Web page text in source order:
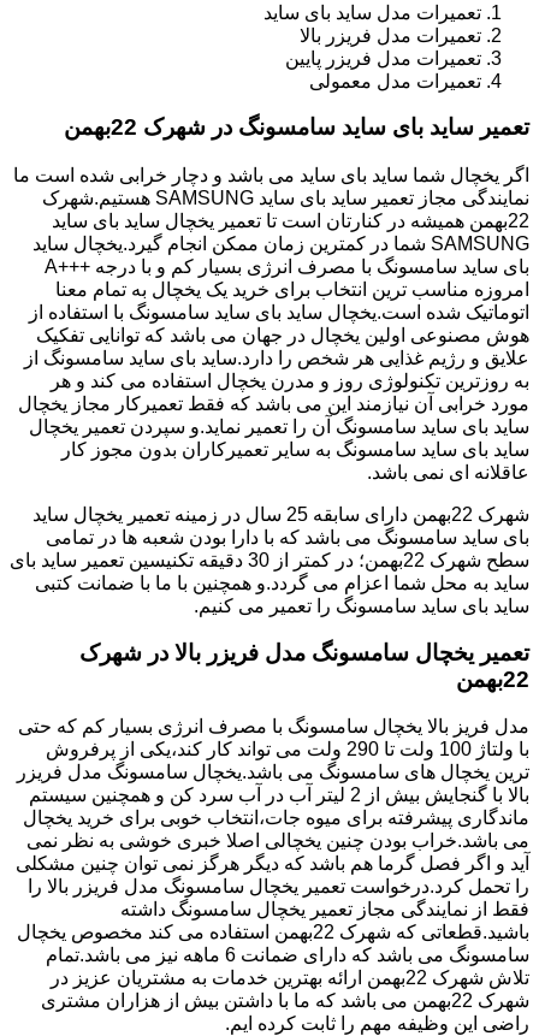
تعمیرات مدل ساید بای ساید
تعمیرات مدل فریزر بالا
تعمیرات مدل فریزر پایین
تعمیرات مدل معمولی
تعمیر ساید بای ساید سامسونگ در شهرک 22بهمن
اگر یخچال شما ساید بای ساید می باشد و دچار خرابی شده است ما
نمایندگی مجاز تعمیر ساید بای ساید SAMSUNG هستیم.شهرک
22بهمن همیشه در کنارتان است تا تعمیر یخچال ساید بای ساید
SAMSUNG شما در کمترین زمان ممکن انجام گیرد.یخچال ساید
بای ساید سامسونگ با مصرف انرژی بسیار کم و با درجه +++A
امروزه مناسب ترین انتخاب برای خرید یک یخچال به تمام معنا
اتوماتیک شده است.یخچال ساید بای ساید سامسونگ با استفاده از
هوش مصنوعی اولین یخچال در جهان می باشد که توانایی تفکیک
علایق و رژیم غذایی هر شخص را دارد.ساید بای ساید سامسونگ از
به روزترین تکنولوژی روز و مدرن یخچال استفاده می کند و هر
مورد خرابی آن نیازمند این می باشد که فقط تعمیرکار مجاز یخچال
ساید بای ساید سامسونگ آن را تعمیر نماید.و سپردن تعمیر یخچال
ساید بای ساید سامسونگ به سایر تعمیرکاران بدون مجوز کار
عاقلانه ای نمی باشد.
شهرک 22بهمن دارای سابقه 25 سال در زمینه تعمیر یخچال ساید
بای ساید سامسونگ می باشد که با دارا بودن شعبه ها در تمامی
سطح شهرک 22بهمن؛ در کمتر از 30 دقیقه تکنیسین تعمیر ساید بای
ساید به محل شما اعزام می گردد.و همچنین با ما با ضمانت کتبی
ساید بای ساید سامسونگ را تعمیر می کنیم.
تعمیر یخچال سامسونگ مدل فریزر بالا در شهرک
22بهمن
مدل فریز بالا یخچال سامسونگ با مصرف انرژی بسیار کم که حتی
با ولتاژ 100 ولت تا 290 ولت می تواند کار کند،یکی از پرفروش
ترین یخچال های سامسونگ می باشد.یخچال سامسونگ مدل فریزر
بالا با گنجایش بیش از 2 لیتر آب در آب سرد کن و همچنین سیستم
ماندگاری پیشرفته برای میوه جات،انتخاب خوبی برای خرید یخچال
می باشد.خراب بودن چنین یخچالی اصلا خبری خوشی به نظر نمی
آید و اگر فصل گرما هم باشد که دیگر هرگز نمی توان چنین مشکلی
را تحمل کرد.درخواست تعمیر یخچال سامسونگ مدل فریزر بالا را
فقط از نمایندگی مجاز تعمیر یخچال سامسونگ داشته
باشید.قطعاتی که شهرک 22بهمن استفاده می کند مخصوص یخچال
سامسونگ می باشد که دارای ضمانت 6 ماهه نیز می باشد.تمام
تلاش شهرک 22بهمن ارائه بهترین خدمات به مشتریان عزیز در
شهرک 22بهمن می باشد که ما با داشتن بیش از هزاران مشتری
راضی این وظیفه مهم را ثابت کرده ایم.